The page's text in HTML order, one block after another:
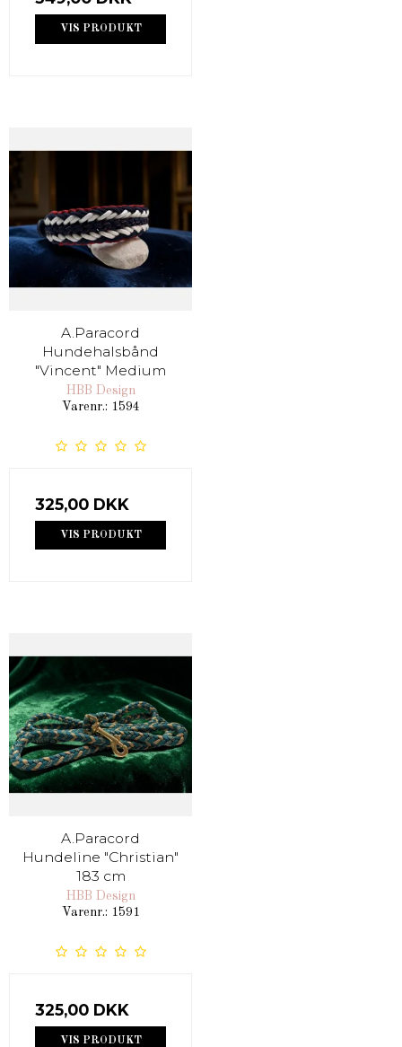
VIS PRODUKT
A.Paracord
Hundehalsbånd
"Vincent" Medium
HBB Design
Varenr.: 1594
325,00 DKK
VIS PRODUKT
A.Paracord
Hundeline "Christian"
183 cm
HBB Design
Varenr.: 1591
325,00 DKK
VIS PRODUKT